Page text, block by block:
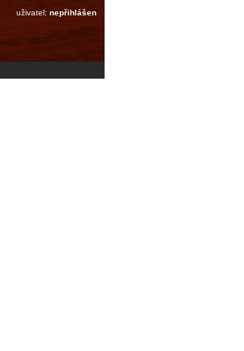
uživatel: nepřihlášen